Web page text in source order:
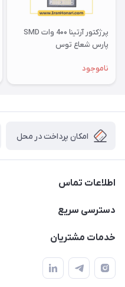
پرژکتور آرتینا 4۰۰ وات SMD
پارس شعاع توس
ناموجود
امکان پرداخت در محل
اطلاعات تماس
۰۵۱-۳۵۱۴۸۰۰۰
دسترسی سریع
حساب کاربری
لیست محصولات
خدمات مشتریان
سامانه پیگیری مرسولات اداره پست
سوالات متداول